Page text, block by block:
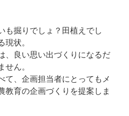
も掘りでしょ？田植えでし
状。
、良い思い出づくりになるだ
ん。
て、企画担当者にとってもメ
教育の企画づくりを提案しま